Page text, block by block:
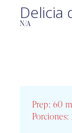
Delicia
N/A
Prep: 60
Porciones: